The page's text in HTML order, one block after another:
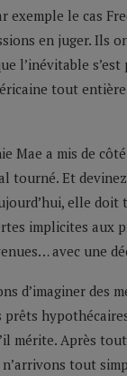
exemple le cas
en juger. Ils
l’inévitable
tout
Mae a mis de
tourné. Et
elle doit
implicites aux
avec une
d’imaginer des
prêts
mérite. Après
tout